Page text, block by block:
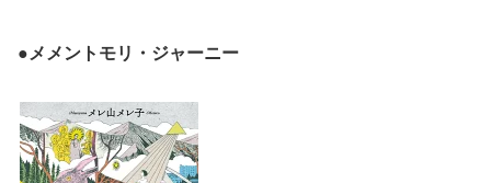
●メメントモリ・ジャーニー